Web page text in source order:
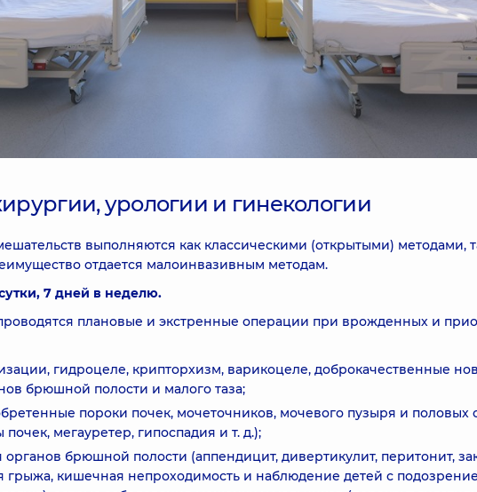
урологии и гинекологии
выполняются как классическими (открытыми) методами,
отдается малоинвазивным методам.
7 дней в неделю.
плановые и экстренные операции при врожденных и
гидроцеле, крипторхизм, варикоцеле, доброкачественные
брюшной полости и малого таза;
пороки почек, мочеточников, мочевого пузыря и половых
мегауретер, гипоспадия и т. д.);
органов брюшной полости (аппендицит, дивертикулит, перитонит,
грыжа, кишечная непроходимость и наблюдение детей с